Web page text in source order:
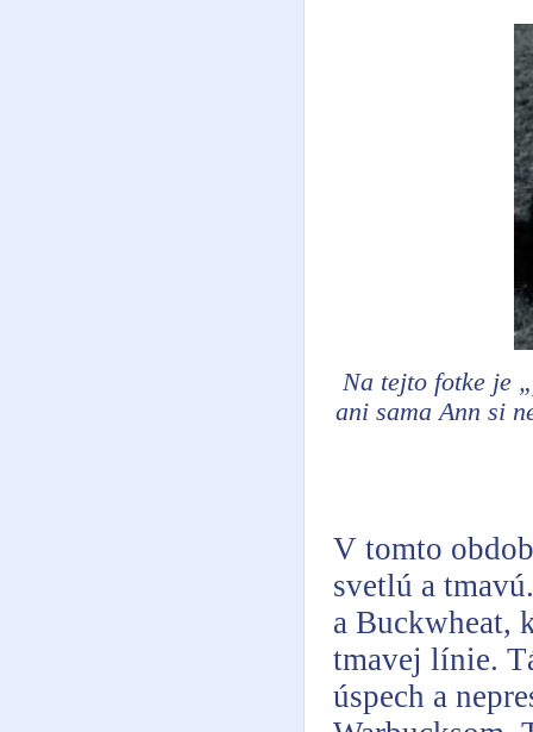
Na tejto fotke je
ani sama Ann si
V tomto
svetlú a
a Buckwheat,
tmavej línie.
úspech a